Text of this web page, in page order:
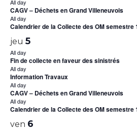
All day
CAGV – Déchets en Grand Villeneuvois
All day
Calendrier de la Collecte des OM semestre
jeu 5
All day
Fin de collecte en faveur des sinistrés
All day
Information Travaux
All day
CAGV – Déchets en Grand Villeneuvois
All day
Calendrier de la Collecte des OM semestre
ven 6